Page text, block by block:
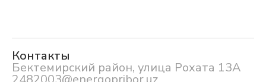
Контакты
Бектемирский район, улица Рохата 13А